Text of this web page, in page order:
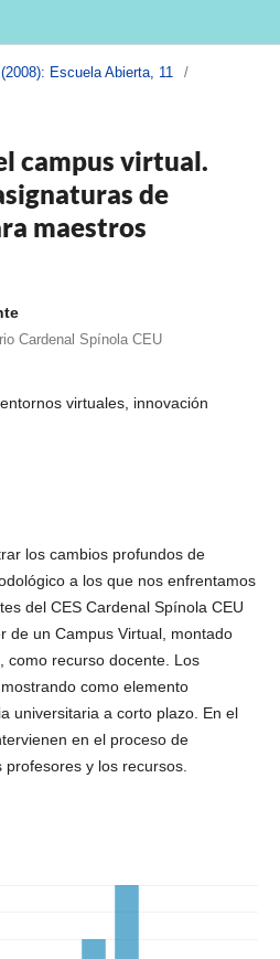
Escuela Abierta, 11
/
campus virtual.
de
maestros
Cardenal Spínola CEU
virtuales, innovación
los cambios profundos de
a los que nos enfrentamos
del CES Cardenal Spínola CEU
de un Campus Virtual, montado
como recurso docente. Los
como elemento
universitaria a corto plazo. En el
en el proceso de
y los recursos.